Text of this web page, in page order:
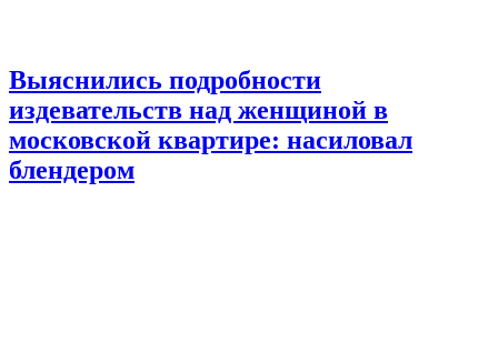
Выяснились подробности
издевательств над женщиной в
московской квартире: насиловал
блендером